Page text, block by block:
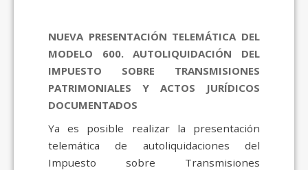
NUEVA PRESENTACIÓN TELEMÁTICA DEL
MODELO 600. AUTOLIQUIDACIÓN DEL
IMPUESTO SOBRE TRANSMISIONES
PATRIMONIALES Y ACTOS JURÍDICOS
DOCUMENTADOS
Ya es posible realizar la presentación
telemática de autoliquidaciones del
Impuesto sobre Transmisiones